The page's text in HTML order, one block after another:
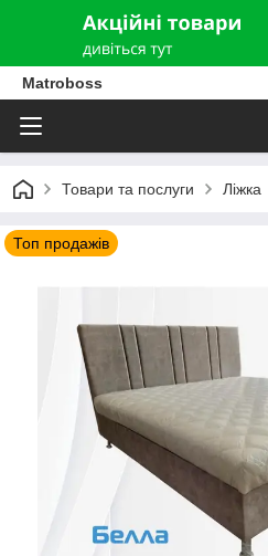
Matroboss
Товари та послуги Ліжка
Топ продажів